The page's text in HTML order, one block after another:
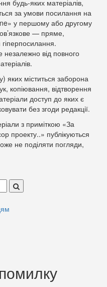
будь-яких матеріалів,
за умови посилання на
у першому або другому
— пряме,
від повного
яких міститься заборона
копіювання, відтворення
доступ до яких є
без згоди редакції.
з приміткою «За
проекту..» публікуються
не поділяти погляди,